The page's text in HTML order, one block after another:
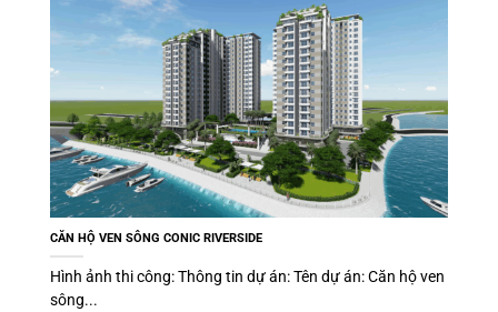
CĂN HỘ VEN SÔNG CONIC RIVERSIDE
Hình ảnh thi công: Thông tin dự án: Tên dự án: Căn hộ ven
sông...